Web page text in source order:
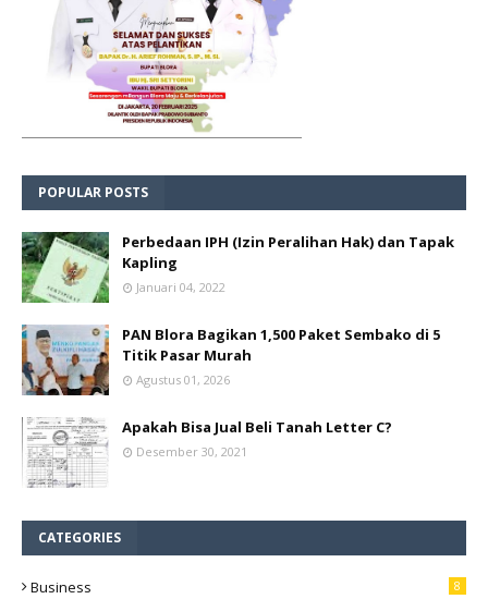
POPULAR POSTS
Perbedaan IPH (Izin Peralihan Hak) dan Tapak
Kapling
Januari 04, 2022
PAN Blora Bagikan 1,500 Paket Sembako di 5
Titik Pasar Murah
Agustus 01, 2026
Apakah Bisa Jual Beli Tanah Letter C?
Desember 30, 2021
CATEGORIES
Business 8